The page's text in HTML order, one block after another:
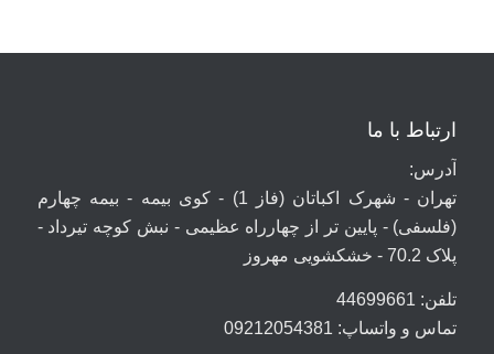
ارتباط با ما
آدرس:
تهران - شهرک اکباتان (فاز 1) - کوی بیمه - بیمه چهارم
(فلسفی) - پایین تر از چهارراه عظیمی - نبش کوچه تیرداد -
پلاک 70.2 - خشکشویی مهروز
تلفن: 44699661
تماس و واتساپ: 09212054381